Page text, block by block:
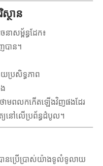
ថាន
នាសម្ព័ន្ធដែក៖
បាន។
ប្រសិទ្ធភាព
ថាមពលកកើតឡើងវិញផងដែរ
ត្យនៅលើប្រព័ន្ធដំបូល។
បានប្រើប្រាស់យ៉ាងទូលំទូលាយ